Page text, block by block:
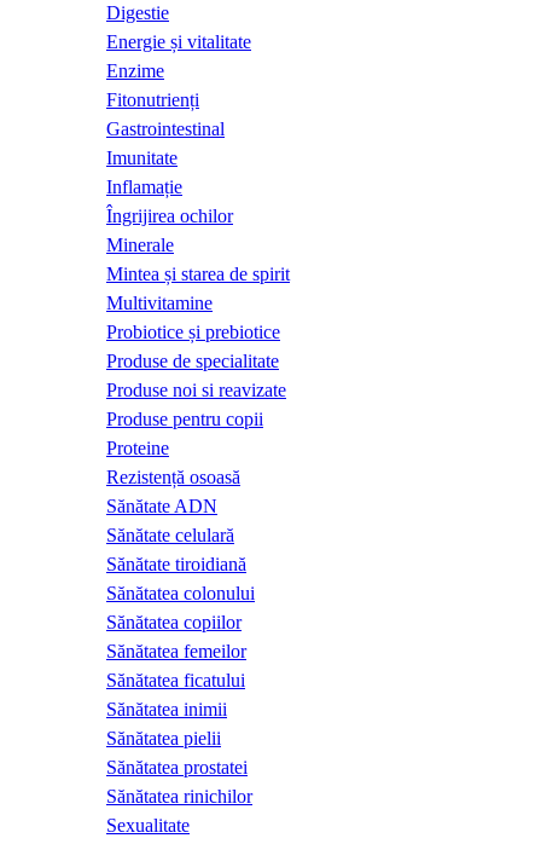
Digestie
Energie și vitalitate
Enzime
Fitonutrienți
Gastrointestinal
Imunitate
Inflamație
Îngrijirea ochilor
Minerale
Mintea și starea de spirit
Multivitamine
Probiotice și prebiotice
Produse de specialitate
Produse noi si reavizate
Produse pentru copii
Proteine
Rezistență osoasă
Sănătate ADN
Sănătate celulară
Sănătate tiroidiană
Sănătatea colonului
Sănătatea copiilor
Sănătatea femeilor
Sănătatea ficatului
Sănătatea inimii
Sănătatea pielii
Sănătatea prostatei
Sănătatea rinichilor
Sexualitate